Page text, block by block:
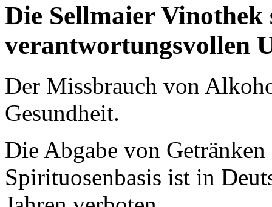
Die Sellmaier Vinothek
verantwortungsvollen
Der Missbrauch von
Gesundheit.
Die Abgabe von
Spirituosenbasis ist in